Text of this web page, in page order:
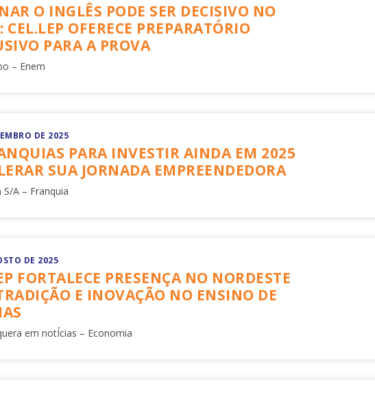
O INGLÊS PODE SER DECISIVO NO
CEL.LEP OFERECE PREPARATÓRIO
PARA A PROVA
– Enem
DE 2025
PARA INVESTIR AINDA EM 2025
SUA JORNADA EMPREENDEDORA
S/A – Franquia
DE 2025
FORTALECE PRESENÇA NO NORDESTE
E INOVAÇÃO NO ENSINO DE
em notÍcias – Economia